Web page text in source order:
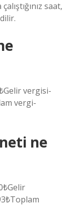
saat,
vergisi-
vergi-
ne